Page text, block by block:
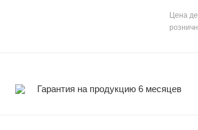
Цена
Гарантия на продукцию 6 месяцев